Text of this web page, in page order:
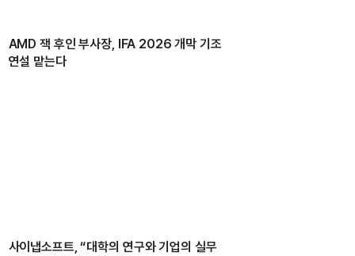
AMD 잭 후인 부사장, IFA 2026 개막 기조
연설 맡는다
사이냅소프트, “대학의 연구와 기업의 실무